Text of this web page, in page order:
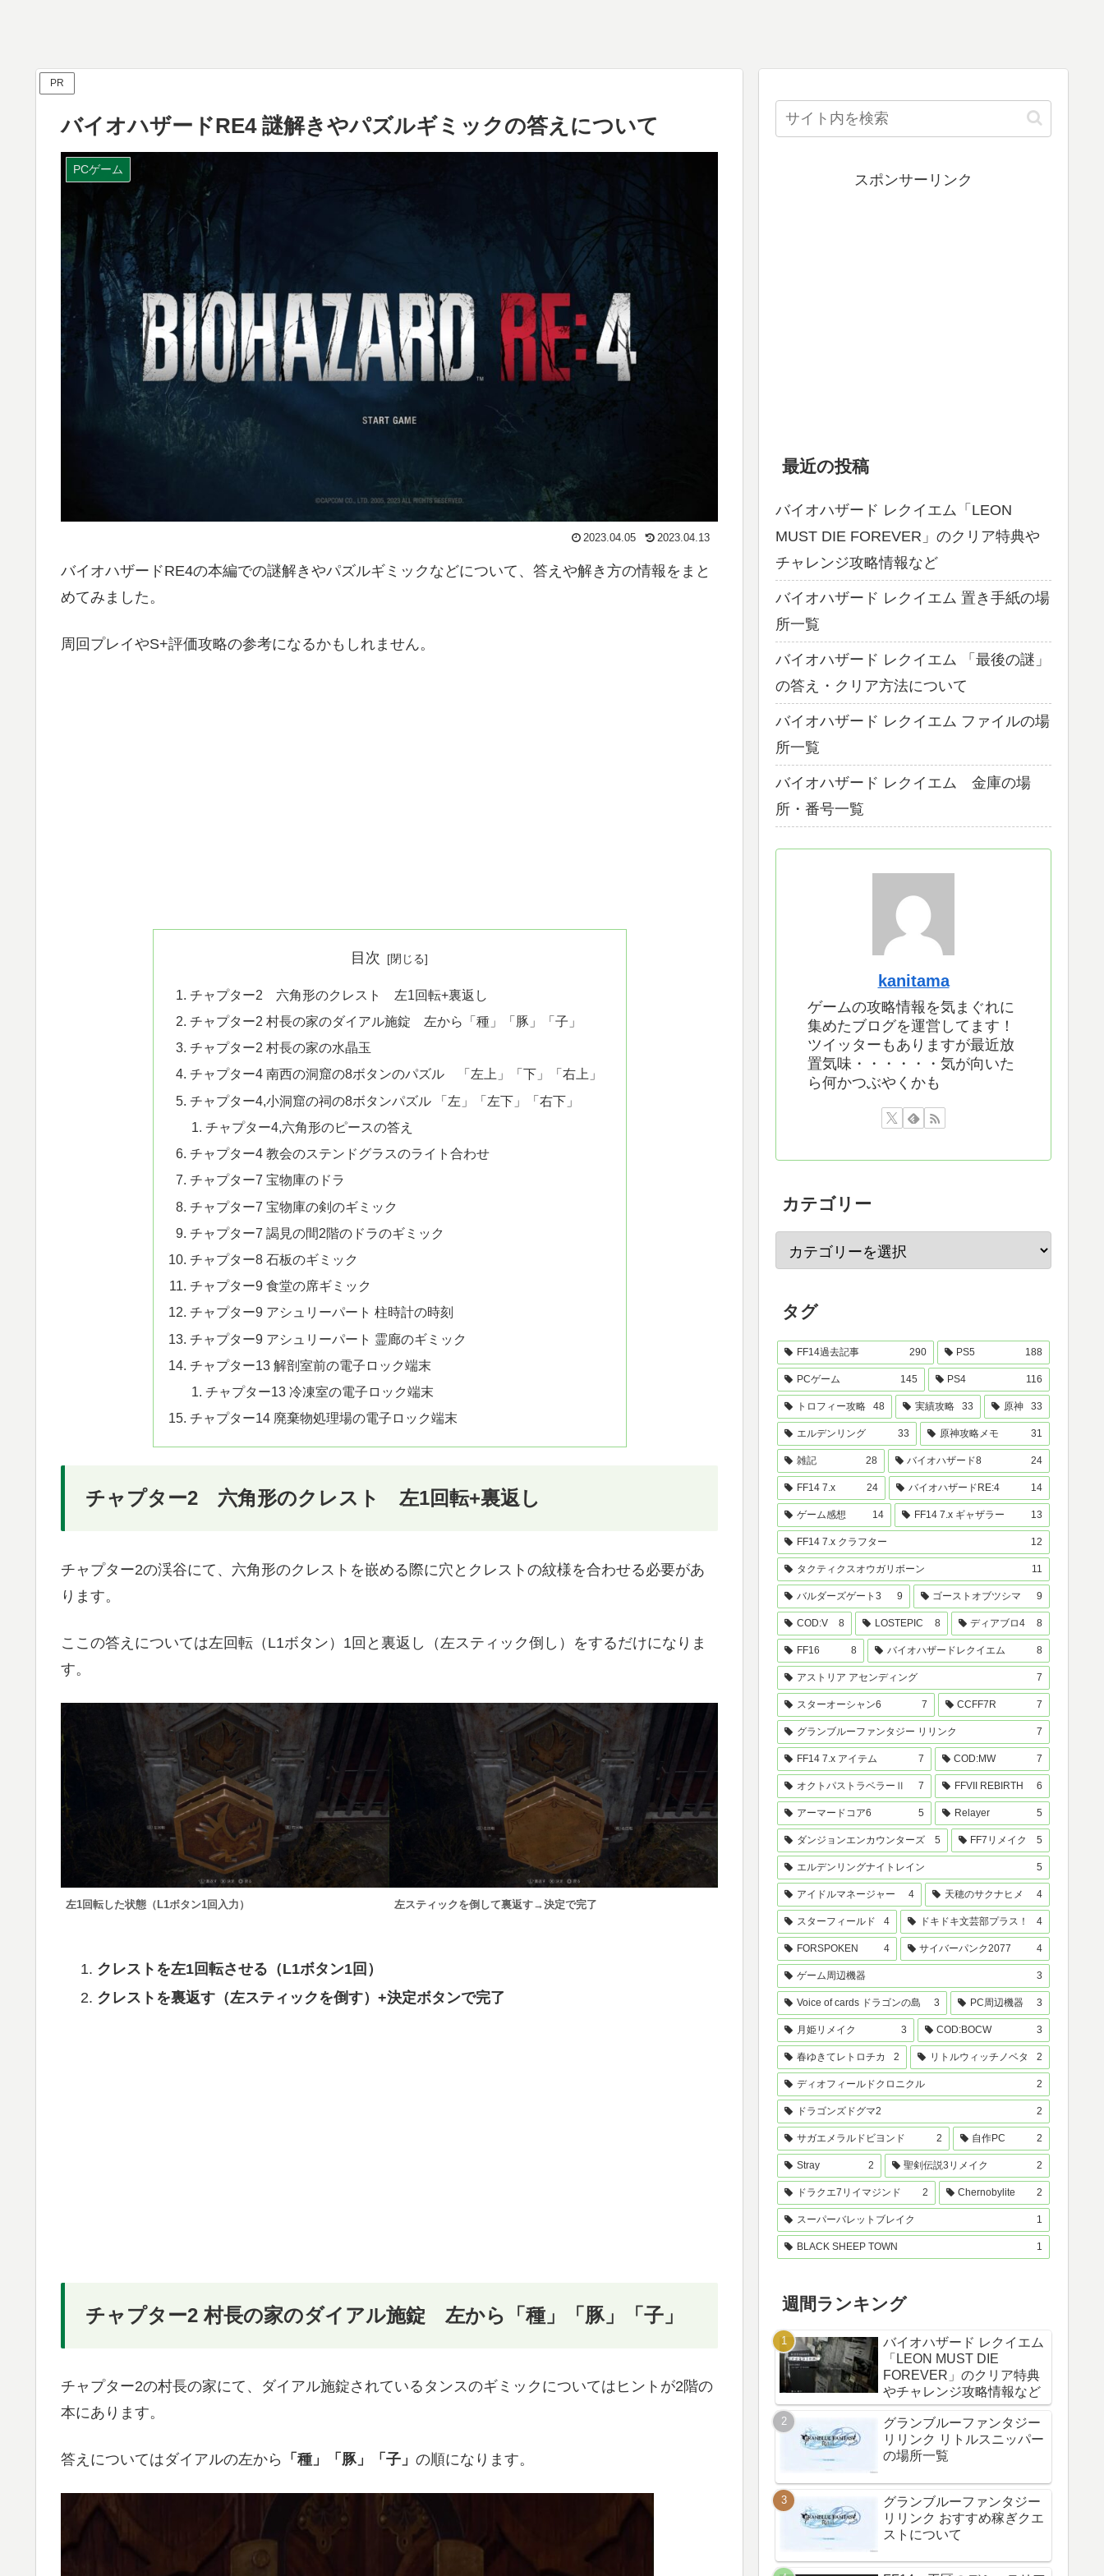
PR
バイオハザードRE4 謎解きやパズルギミックの答えについて
PCゲーム
2023.04.05 2023.04.13
バイオハザードRE4の本編での謎解きやパズルギミックなどについて、答えや解き方の情報をまと
めてみました。
周回プレイやS+評価攻略の参考になるかもしれません。
目次
チャプター2 六角形のクレスト 左1回転+裏返し
チャプター2 村長の家のダイアル施錠 左から「種」「豚」「子」
チャプター2 村長の家の水晶玉
チャプター4 南西の洞窟の8ボタンのパズル 「左上」「下」「右上」
チャプター4,小洞窟の祠の8ボタンパズル 「左」「左下」「右下」
チャプター4,六角形のピースの答え
チャプター4 教会のステンドグラスのライト合わせ
チャプター7 宝物庫のドラ
チャプター7 宝物庫の剣のギミック
チャプター7 謁見の間2階のドラのギミック
チャプター8 石板のギミック
チャプター9 食堂の席ギミック
チャプター9 アシュリーパート 柱時計の時刻
チャプター9 アシュリーパート 霊廊のギミック
チャプター13 解剖室前の電子ロック端末
チャプター13 冷凍室の電子ロック端末
チャプター14 廃棄物処理場の電子ロック端末
チャプター2 六角形のクレスト 左1回転+裏返し
チャプター2の渓谷にて、六角形のクレストを嵌める際に穴とクレストの紋様を合わせる必要があ
ります。
ここの答えについては左回転（L1ボタン）1回と裏返し（左スティック倒し）をするだけになりま
す。
左1回転した状態（L1ボタン1回入力） 左スティックを倒して裏返す→決定で完了
クレストを左1回転させる（L1ボタン1回）
クレストを裏返す（左スティックを倒す）+決定ボタンで完了
チャプター2 村長の家のダイアル施錠 左から「種」「豚」「子」
チャプター2の村長の家にて、ダイアル施錠されているタンスのギミックについてはヒントが2階の
本にあります。
答えについてはダイアルの左から 「種」「豚」「子」 の順になります。
スポンサーリンク
最近の投稿
バイオハザード レクイエム「LEON
MUST DIE FOREVER」のクリア特典や
チャレンジ攻略情報など
バイオハザード レクイエム 置き手紙の場
所一覧
バイオハザード レクイエム 「最後の謎」
の答え・クリア方法について
バイオハザード レクイエム ファイルの場
所一覧
バイオハザード レクイエム 金庫の場
所・番号一覧
kanitama
ゲームの攻略情報を気まぐれに
集めたブログを運営してます！
ツイッターもありますが最近放
置気味・・・・・・気が向いた
ら何かつぶやくかも
カテゴリー
タグ
FF14過去記事 290 PS5 188
PCゲーム 145 PS4 116
トロフィー攻略 48 実績攻略 33 原神 33
エルデンリング 33 原神攻略メモ 31
雑記 28 バイオハザード8 24
FF14 7.x 24 バイオハザードRE:4 14
ゲーム感想 14 FF14 7.x ギャザラー 13
FF14 7.x クラフター 12
タクティクスオウガリボーン 11
バルダーズゲート3 9 ゴーストオブツシマ 9
COD:V 8 LOSTEPIC 8 ディアブロ4 8
FF16 8 バイオハザードレクイエム 8
アストリア アセンディング 7
スターオーシャン6 7 CCFF7R 7
グランブルーファンタジー リリンク 7
FF14 7.x アイテム 7 COD:MW 7
オクトパストラベラーⅡ 7 FFVII REBIRTH 6
アーマードコア6 5 Relayer 5
ダンジョンエンカウンターズ 5 FF7リメイク 5
エルデンリングナイトレイン 5
アイドルマネージャー 4 天穂のサクナヒメ 4
スターフィールド 4 ドキドキ文芸部プラス！ 4
FORSPOKEN 4 サイバーパンク2077 4
ゲーム周辺機器 3
Voice of cards ドラゴンの島 3 PC周辺機器 3
月姫リメイク 3 COD:BOCW 3
春ゆきてレトロチカ 2 リトルウィッチノベタ 2
ディオフィールドクロニクル 2
ドラゴンズドグマ2 2
サガエメラルドビヨンド 2 自作PC 2
Stray 2 聖剣伝説3リメイク 2
ドラクエ7リイマジンド 2 Chernobylite 2
スーパーバレットブレイク 1
BLACK SHEEP TOWN 1
週間ランキング
バイオハザード レクイエム
「LEON MUST DIE
FOREVER」のクリア特典
やチャレンジ攻略情報など
グランブルーファンタジー
リリンク リトルスニッパー
の場所一覧
グランブルーファンタジー
リリンク おすすめ稼ぎクエ
ストについて